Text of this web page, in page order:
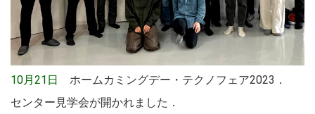
10月21日
ホームカミングデー・テクノフェア2023．
センター見学会が開かれました．